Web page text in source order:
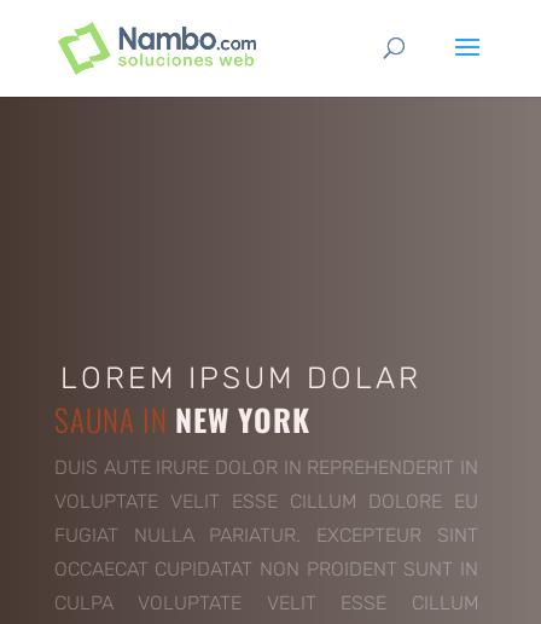
LOREM IPSUM DOLAR
SAUNA IN NEW YORK
DUIS AUTE IRURE DOLOR IN REPREHENDERIT IN
VOLUPTATE VELIT ESSE CILLUM DOLORE EU
FUGIAT NULLA PARIATUR. EXCEPTEUR SINT
OCCAECAT CUPIDATAT NON PROIDENT SUNT IN
CULPA VOLUPTATE VELIT ESSE CILLUM